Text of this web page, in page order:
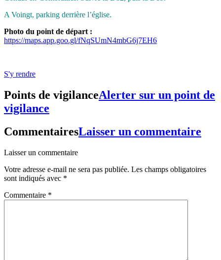
A Voingt, parking derrière l’église.
Photo du point de départ :
https://maps.app.goo.gl/fNqSUmN4mbG6j7EH6
S'y rendre
Points de vigilanceAlerter sur un point de
vigilance
CommentairesLaisser un commentaire
Laisser un commentaire
Votre adresse e-mail ne sera pas publiée. Les champs obligatoires
sont indiqués avec *
Commentaire *